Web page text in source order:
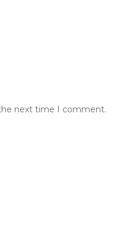
next time I comment.